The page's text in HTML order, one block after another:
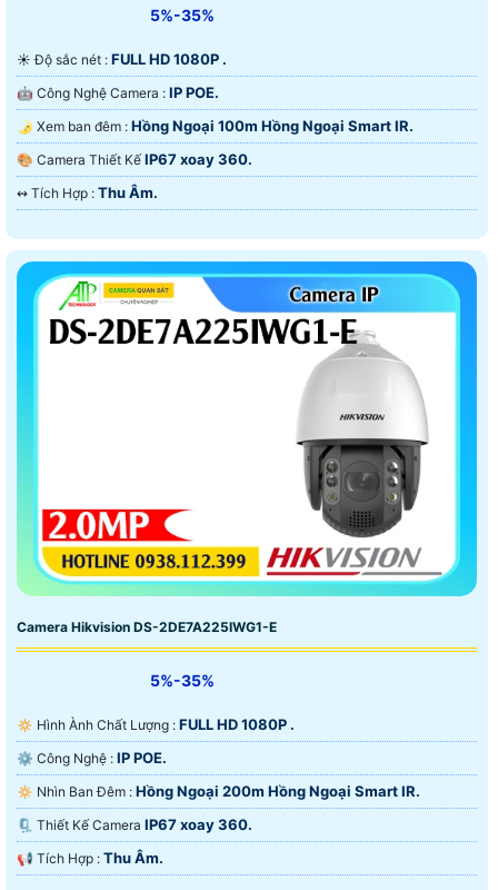
5%-35%
☀️ Độ sắc nét : FULL HD 1080P .
🤖️ Công Nghệ Camera : IP POE.
🌛 Xem ban đêm : Hồng Ngoại 100m Hồng Ngoại Smart IR.
🎨 Camera Thiết Kế IP67 xoay 360.
️↭ Tích Hợp : Thu Âm.
Camera Hikvision DS-2DE7A225IWG1-E
5%-35%
🔅 Hình Ành Chất Lượng : FULL HD 1080P .
⚙ Công Nghệ : IP POE.
🔅 Nhìn Ban Đêm : Hồng Ngoại 200m Hồng Ngoại Smart IR.
🗜️ Thiết Kế Camera IP67 xoay 360.
️📢 Tích Hợp : Thu Âm.